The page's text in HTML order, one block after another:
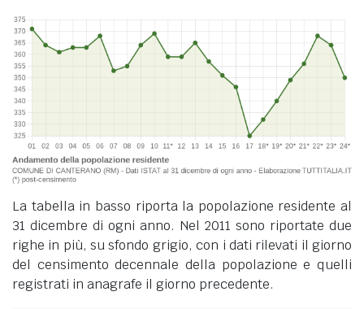
La tabella in basso riporta la popolazione residente al
31 dicembre di ogni anno. Nel 2011 sono riportate due
righe in più, su sfondo grigio, con i dati rilevati il giorno
del censimento decennale della popolazione e quelli
registrati in anagrafe il giorno precedente.